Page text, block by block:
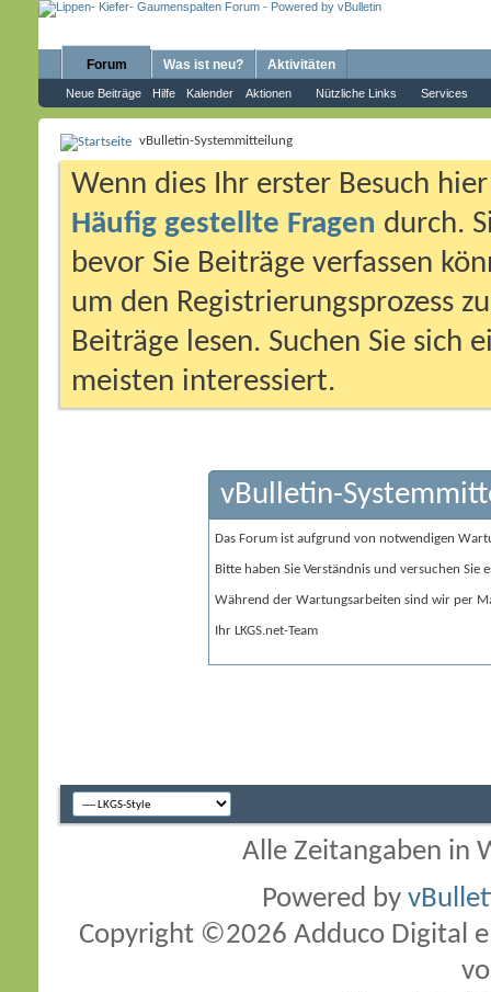
Forum
Neue Beiträge Hilfe Kalender Aktionen Nützliche Links Services
Was ist neu? Aktivitäten
vBulletin-Systemmitteilung
Wenn dies Ihr erster Besuch
Häufig gestellte Fragen durch.
bevor Sie Beiträge verfassen
um den Registrierungsprozess
Beiträge lesen. Suchen Sie sich
meisten interessiert.
vBulletin-
Das Forum ist aufgrund von notwendigen
Bitte haben Sie Verständnis und versuchen Sie
Während der Wartungsarbeiten sind wir per
Ihr LKGS.net-Team
Alle Zeitangaben in
Powered by
Copyright ©2026 Adduco Digital